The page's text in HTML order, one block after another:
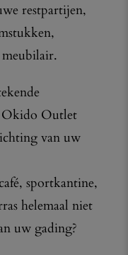
restpartijen,
Okido Outlet
van uw
sportkantine,
helemaal niet
uw gading?